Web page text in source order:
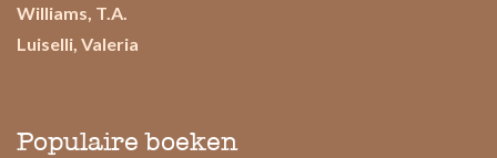
Williams, T.A.
Luiselli, Valeria
Populaire boeken